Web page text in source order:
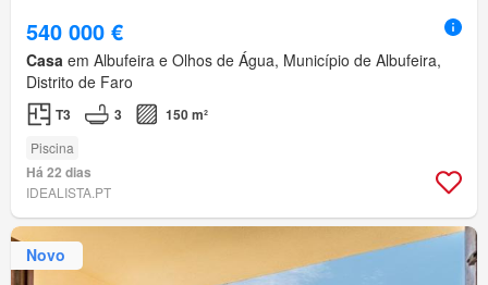
540 000 €
Casa em Albufeira e Olhos de Água, Município de Albufeira,
Distrito de Faro
T3 3 150 m²
Piscina
Há 22 dias
IDEALISTA.PT
Novo